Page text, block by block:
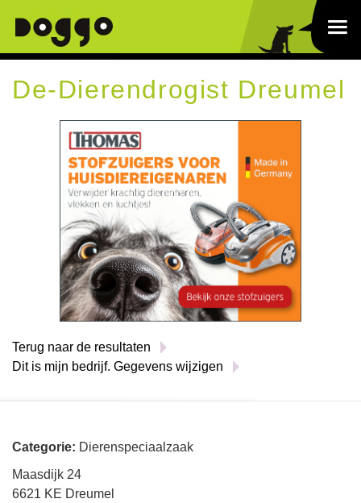
De-Dierendrogist Dreumel
Terug naar de resultaten
Dit is mijn bedrijf. Gegevens wijzigen
Categorie: Dierenspeciaalzaak
Maasdijk 24
6621 KE Dreumel